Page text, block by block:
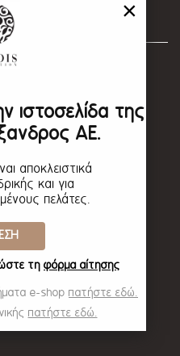
Α.Ε.
ιστοσελίδα της
ΑΕ.
e-shop πατήστε εδώ.
αποκλειστικά
και για
πελάτες.
τη φόρμα αίτησης
×
πατήστε εδώ.